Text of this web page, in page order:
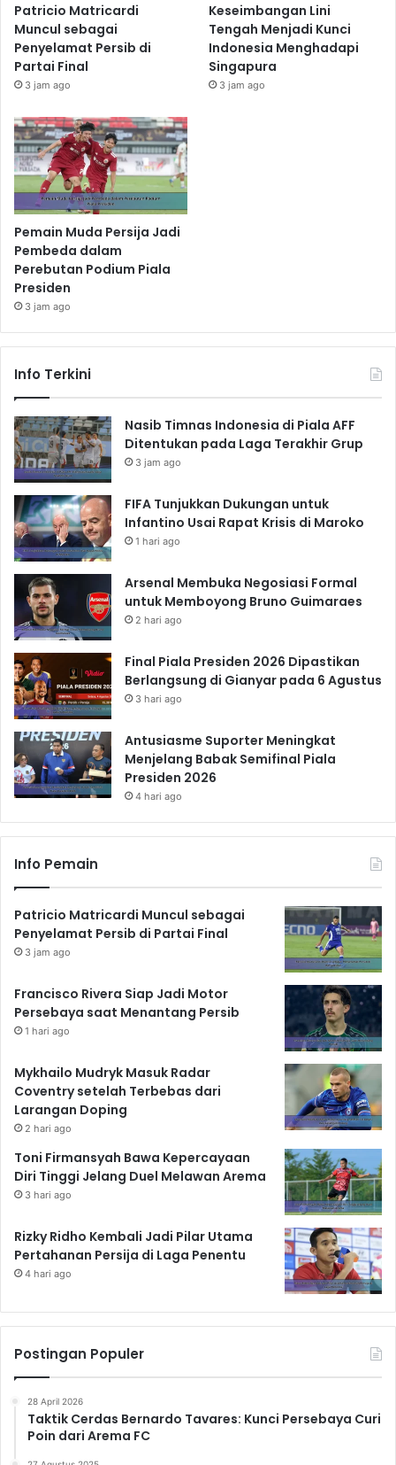
Patricio Matricardi
Muncul sebagai
Penyelamat Persib di
Partai Final
3 jam ago
Keseimbangan Lini
Tengah Menjadi Kunci
Indonesia Menghadapi
Singapura
3 jam ago
Pemain Muda Persija Jadi
Pembeda dalam
Perebutan Podium Piala
Presiden
3 jam ago
Info Terkini
Nasib Timnas Indonesia di Piala AFF
Ditentukan pada Laga Terakhir Grup
3 jam ago
FIFA Tunjukkan Dukungan untuk
Infantino Usai Rapat Krisis di Maroko
1 hari ago
Arsenal Membuka Negosiasi Formal
untuk Memboyong Bruno Guimaraes
2 hari ago
Final Piala Presiden 2026 Dipastikan
Berlangsung di Gianyar pada 6 Agustus
3 hari ago
Antusiasme Suporter Meningkat
Menjelang Babak Semifinal Piala
Presiden 2026
4 hari ago
Info Pemain
Patricio Matricardi Muncul sebagai
Penyelamat Persib di Partai Final
3 jam ago
Francisco Rivera Siap Jadi Motor
Persebaya saat Menantang Persib
1 hari ago
Mykhailo Mudryk Masuk Radar
Coventry setelah Terbebas dari
Larangan Doping
2 hari ago
Toni Firmansyah Bawa Kepercayaan
Diri Tinggi Jelang Duel Melawan Arema
3 hari ago
Rizky Ridho Kembali Jadi Pilar Utama
Pertahanan Persija di Laga Penentu
4 hari ago
Postingan Populer
28 April 2026
Taktik Cerdas Bernardo Tavares: Kunci Persebaya Curi
Poin dari Arema FC